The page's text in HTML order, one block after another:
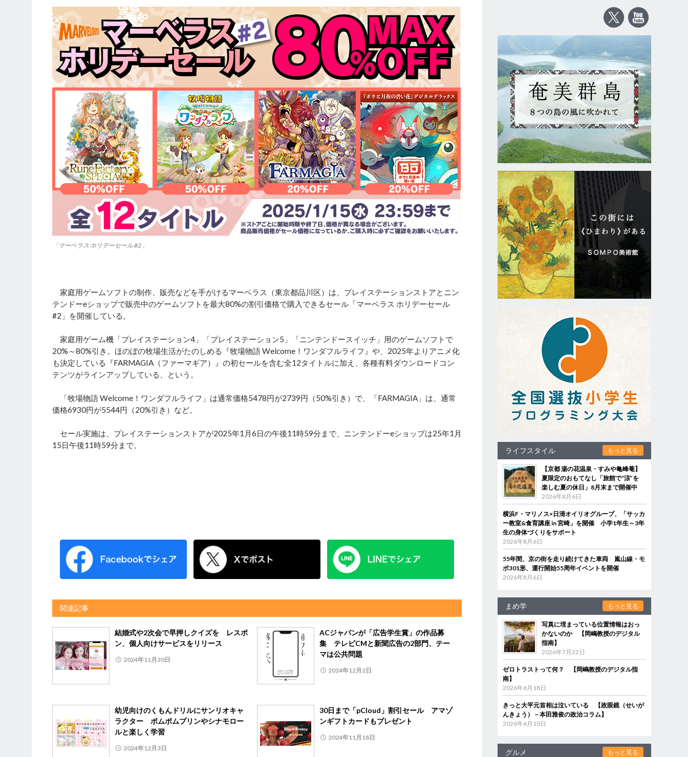
「マーベラス ホリデーセール #2」
家庭用ゲームソフトの制作、販売などを手がけるマーベラス（東京都品川区）は、プレイステーションストアとニン
テンドーeショップで販売中のゲームソフトを最大80%の割引価格で購入できるセール「マーベラス ホリデーセール
#2」を開催している。
家庭用ゲーム機「プレイステーション4」「プレイステーション5」「ニンテンドースイッチ」用のゲームソフトで
20%～80%引き。ほのぼの牧場生活がたのしめる『牧場物語 Welcome！ワンダフルライフ』や、2025年よりアニメ化
も決定している『FARMAGIA（ファーマギア）』の初セールを含む全12タイトルに加え、各種有料ダウンロードコン
テンツがラインアップしている、という。
「牧場物語 Welcome！ワンダフルライフ」は通常価格5478円が2739円（50%引き）で、「FARMAGIA」は、通常
価格6930円が5544円（20%引き）など。
セール実施は、プレイステーションストアが2025年1月6日の午後11時59分まで、ニンテンドーeショップは25年1月
15日午後11時59分まで。
関連記事
結婚式や2次会で早押しクイズを レスポ
ン、個人向けサービスをリリース
2024年11月20日
ACジャパンが「広告学生賞」の作品募
集 テレビCMと新聞広告の2部門、テー
マは公共問題
2024年12月2日
幼児向けのくもんドリルにサンリオキャ
ラクター ポムポムプリンやシナモロー
ルと楽しく学習
2024年12月3日
30日まで「pCloud」割引セール アマゾ
ンギフトカードもプレゼント
2024年11月18日
ライフスタイル もっと見る
【京都 湯の花温泉・すみや亀峰菴】
夏限定のおもてなし「旅館で“涼”を
楽しむ夏の休日」8月末まで開催中
2026年8月6日
横浜F・マリノス×日清オイリオグループ、「サッカ
ー教室&食育講座 in 宮崎」を開催 小学1年生～3年
生の身体づくりをサポート
2026年8月6日
55年間、京の街を走り続けてきた車両 嵐山線・モ
ボ301形、運行開始55周年イベントを開催
2026年8月6日
まめ学 もっと見る
写真に埋まっている位置情報はおっ
かないのか 【岡嶋教授のデジタル
指南】
2026年7月22日
ゼロトラストって何？ 【岡嶋教授のデジタル指
南】
2026年6月18日
きっと大平元首相は泣いている 【政眼鏡（せいが
んきょう）－本田雅俊の政治コラム】
2026年6月10日
グルメ もっと見る